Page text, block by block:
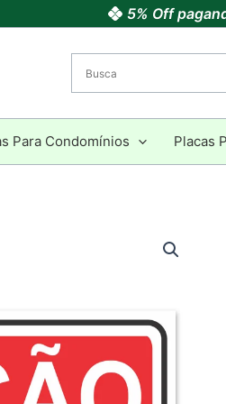
5% Off
Para Condomínios Placas